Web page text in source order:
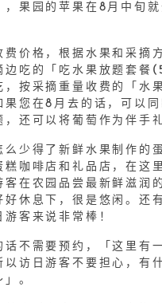
，果园的苹果在8月中旬
费价格，根据水果和采摘
边吃的「吃水果放题套餐
，按采摘重量收费的「水
果您在8月去的话，可以
，还可以将葡萄作为伴手
么少得了新鲜水果制作的
糕咖啡店和礼品店，在这
客在农园品尝最新鲜滋润
好休息下，很是悠闲。还
游客来说非常棒！
话不需要预约，「这里有
以访日游客不要担心，有
。